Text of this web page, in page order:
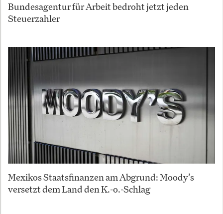
Bundesagentur für Arbeit bedroht jetzt jeden
Steuerzahler
Mexikos Staatsfinanzen am Abgrund: Moody’s
versetzt dem Land den K.-o.-Schlag